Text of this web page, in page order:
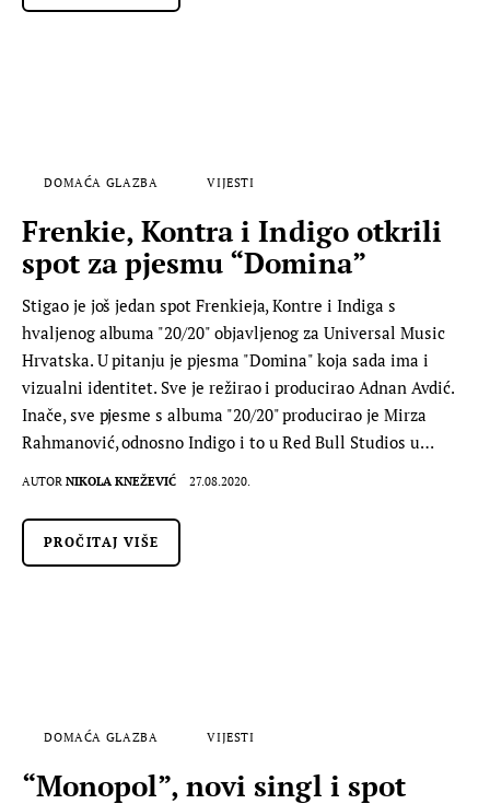
DOMAĆA GLAZBA VIJESTI
Frenkie, Kontra i Indigo otkrili
spot za pjesmu “Domina”
Stigao je još jedan spot Frenkieja, Kontre i Indiga s
hvaljenog albuma "20/20" objavljenog za Universal Music
Hrvatska. U pitanju je pjesma "Domina" koja sada ima i
vizualni identitet. Sve je režirao i producirao Adnan Avdić.
Inače, sve pjesme s albuma "20/20" producirao je Mirza
Rahmanović, odnosno Indigo i to u Red Bull Studios u…
AUTOR NIKOLA KNEŽEVIĆ 27.08.2020.
PROČITAJ VIŠE
DOMAĆA GLAZBA VIJESTI
“Monopol”, novi singl i spot